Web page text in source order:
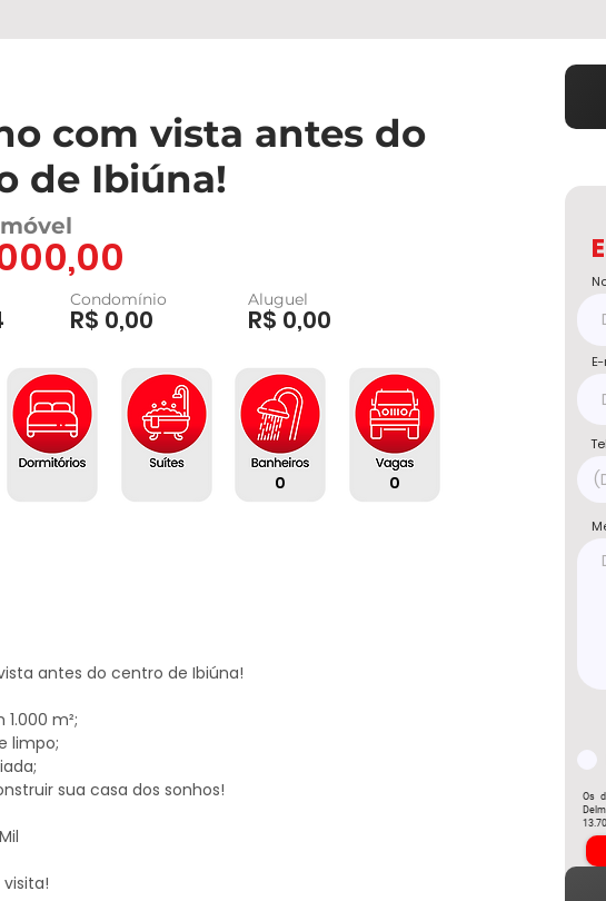
com vista antes do
de Ibiúna!
R$ 0,00
Condomínio
R$ 0,00
Aluguel
0
0
antes do centro de Ibiúna!
m²;
limpo;
sua casa dos sonhos!
Os